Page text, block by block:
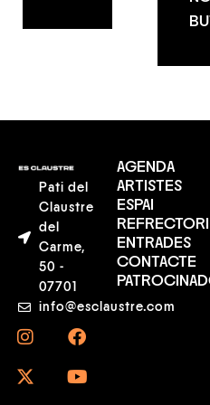
Pati del
Claustre
del
Carme,
50 -
07701
info@esclaustre.com
AGENDA
ARTISTES
ESPAI
REFRECTORI
ENTRADES
CONTACTE